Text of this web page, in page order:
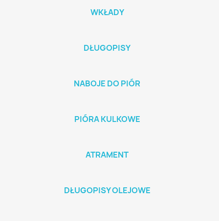
WKŁADY
DŁUGOPISY
NABOJE DO PIÓR
PIÓRA KULKOWE
ATRAMENT
DŁUGOPISY OLEJOWE